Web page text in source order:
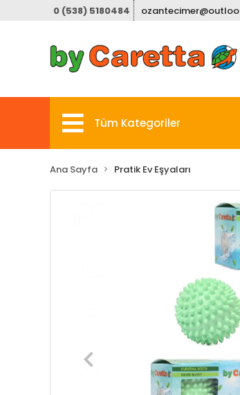
0 (538) 5180484
Tüm Kategoriler
Ana Sayfa Pratik Ev Eşyaları